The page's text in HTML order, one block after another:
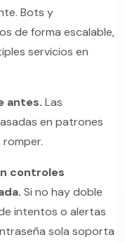
Bots y
de forma escalable,
servicios en
antes. Las
en patrones
controles
Si no hay doble
intentos o alertas
sola soporta